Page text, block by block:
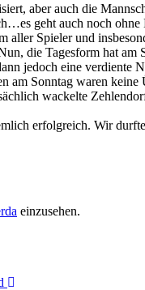
aber auch die
geht auch noch ohne
aller Spieler und
die Tagesform hat
jedoch eine
am Sonntag waren
wackelte
erfolgreich. Wir
einzusehen.